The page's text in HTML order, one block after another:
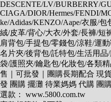
DESCENTE/LV/BURBERRY/
CIAGA/DIOR/Hermes/FENDI/
ke/Adidas/KENZO/Aape/衣服/
絨/皮革/背心/大衣/外套/長褲/短
肩背包/手提包/零錢包/涼鞋/運
名片夾/後背包/託特包/生活用
袋/護照夾/鑰匙包/化妝包/各類
售｜可批發｜團購長期配合 現
發 團購 擺灘 待業媽媽 代購 團
選款： www.5800.com.tw